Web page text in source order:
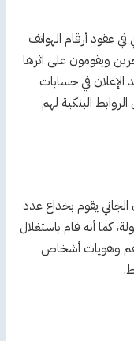
في عقود أرقام الهواتف
ويقومون على اثرها
الإعلان في حسابات
البنكية لهم
يقوم بخداع عدد
كما أنه قام باستغلال
وهويات أشخاص